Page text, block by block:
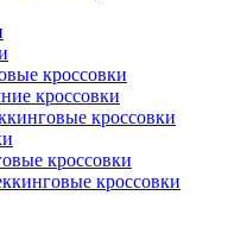
кроссовки
кроссовки
кроссовки
кроссовки
кроссовки